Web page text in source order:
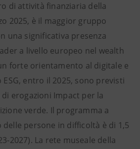
di attività finanziaria della
2025, è il maggior gruppo
una significativa presenza
a livello europeo nel wealth
forte orientamento al digitale e
entro il 2025, sono previsti
erogazioni Impact per la
verde. Il programma a
persone in difficoltà è di 1,5
2027). La rete museale della